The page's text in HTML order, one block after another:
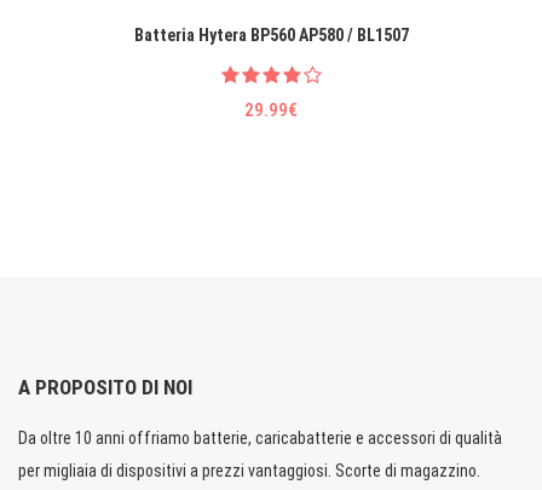
Batteria Hytera BP560 AP580 / BL1507
29.99€
A PROPOSITO DI NOI
Da oltre 10 anni offriamo batterie, caricabatterie e accessori di qualità
per migliaia di dispositivi a prezzi vantaggiosi. Scorte di magazzino.